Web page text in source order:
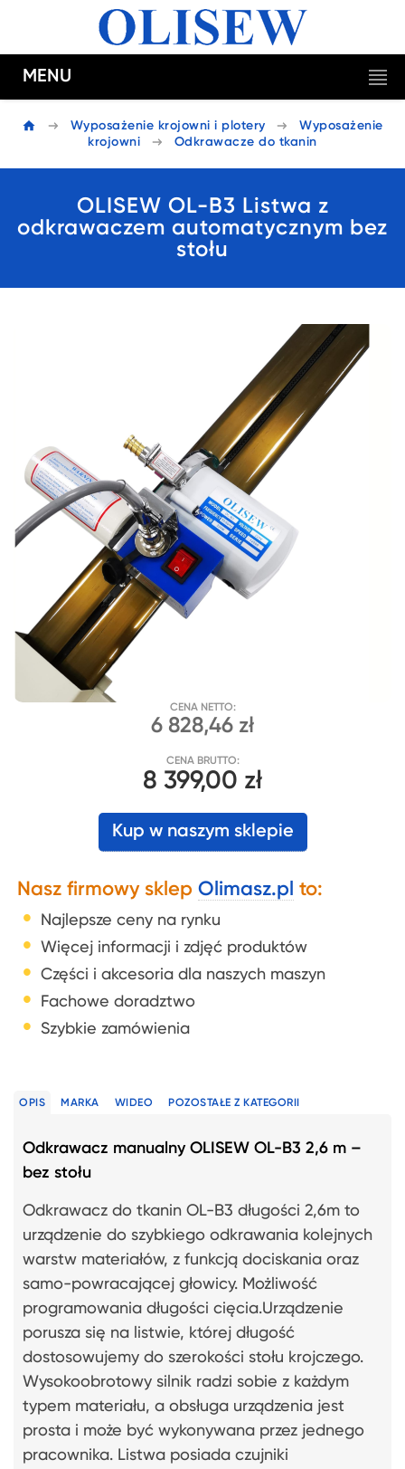
MENU
Wyposażenie krojowni i plotery
Wyposażenie
krojowni
Odkrawacze do tkanin
OLISEW OL-B3 Listwa z
odkrawaczem automatycznym bez
stołu
CENA NETTO:
6 828,46 zł
CENA BRUTTO:
8 399,00 zł
Kup w naszym sklepie
Nasz firmowy sklep Olimasz.pl to:
Najlepsze ceny na rynku
Więcej informacji i zdjęć produktów
Części i akcesoria dla naszych maszyn
Fachowe doradztwo
Szybkie zamówienia
OPIS MARKA WIDEO POZOSTAŁE Z KATEGORII
Odkrawacz manualny OLISEW OL-B3 2,6 m –
bez stołu
Odkrawacz do tkanin OL-B3 długości 2,6m to
urządzenie do szybkiego odkrawania kolejnych
warstw materiałów, z funkcją dociskania oraz
samo-powracającej głowicy. Możliwość
programowania długości cięcia.Urządzenie
porusza się na listwie, której długość
dostosowujemy do szerokości stołu krojczego.
Wysokoobrotowy silnik radzi sobie z każdym
typem materiału, a obsługa urządzenia jest
prosta i może być wykonywana przez jednego
pracownika. Listwa posiada czujniki